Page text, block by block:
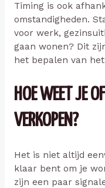
Timing is ook
omstandigheden.
voor werk,
gaan wonen? Dit
het bepalen van
HOE WEET JE
VERKOPEN?
Het is niet altijd
klaar bent om je
zijn een paar